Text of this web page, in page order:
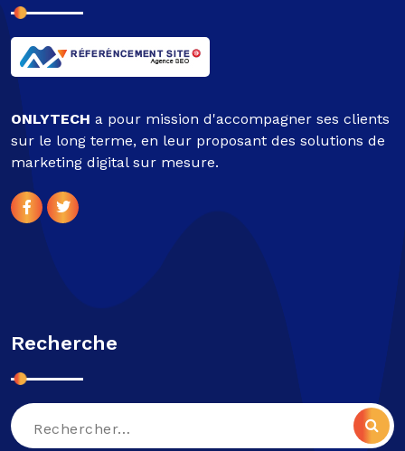
ONLYTECH a pour mission d'accompagner ses clients
sur le long terme, en leur proposant des solutions de
marketing digital sur mesure.
Recherche
Recherche